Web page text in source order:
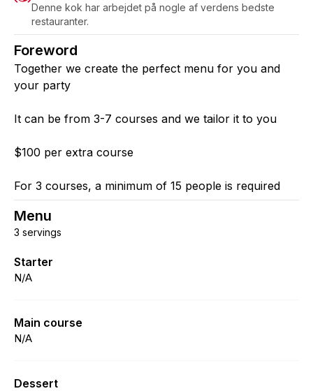
Denne kok har arbejdet på nogle af verdens bedste
restauranter.
Foreword
Together we create the perfect menu for you and
your party
It can be from 3-7 courses and we tailor it to you
$100 per extra course
For 3 courses, a minimum of 15 people is required
Menu
3 servings
Starter
N/A
Main course
N/A
Dessert